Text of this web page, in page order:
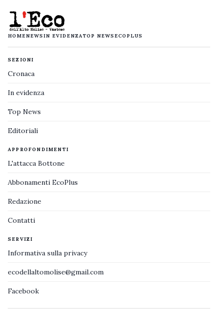
HOMENEWS IN EVIDENZATOP NEWS ECOPLUS
SEZIONI
Cronaca
In evidenza
Top News
Editoriali
APPROFONDIMENTI
L'attacca Bottone
Abbonamenti EcoPlus
Redazione
Contatti
SERVIZI
Informativa sulla privacy
ecodellaltomolise@gmail.com
Facebook